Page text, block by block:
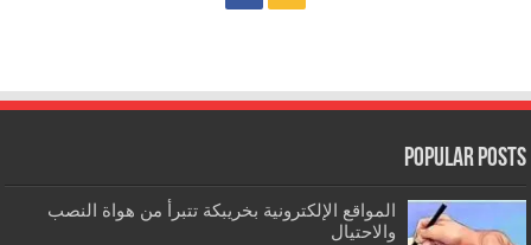
Popular Posts
المواقع الإلكترونية بخريبكة تتبرأ من هواة النصب
والاحتيال